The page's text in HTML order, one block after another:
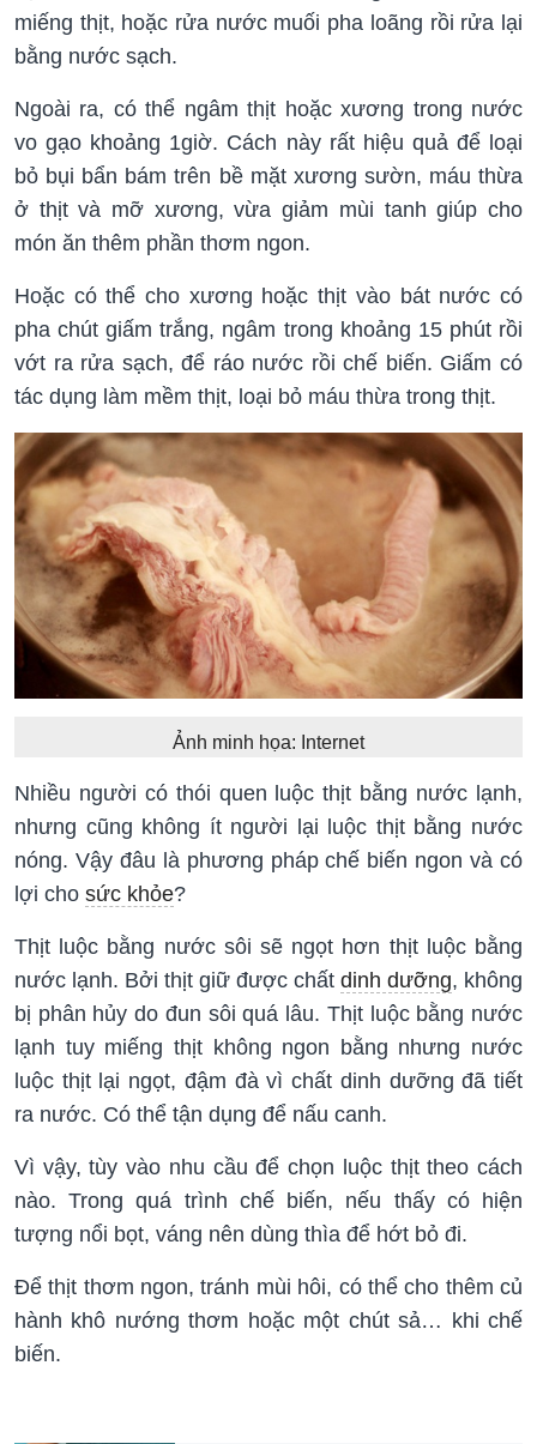
miếng thịt, hoặc rửa nước muối pha loãng rồi rửa lại
bằng nước sạch.
Ngoài ra, có thể ngâm thịt hoặc xương trong nước
vo gạo khoảng 1giờ. Cách này rất hiệu quả để loại
bỏ bụi bẩn bám trên bề mặt xương sườn, máu thừa
ở thịt và mỡ xương, vừa giảm mùi tanh giúp cho
món ăn thêm phần thơm ngon.
Hoặc có thể cho xương hoặc thịt vào bát nước có
pha chút giấm trắng, ngâm trong khoảng 15 phút rồi
vớt ra rửa sạch, để ráo nước rồi chế biến. Giấm có
tác dụng làm mềm thịt, loại bỏ máu thừa trong thịt.
Ảnh minh họa: Internet
Nhiều người có thói quen luộc thịt bằng nước lạnh,
nhưng cũng không ít người lại luộc thịt bằng nước
nóng. Vậy đâu là phương pháp chế biến ngon và có
lợi cho sức khỏe?
Thịt luộc bằng nước sôi sẽ ngọt hơn thịt luộc bằng
nước lạnh. Bởi thịt giữ được chất dinh dưỡng, không
bị phân hủy do đun sôi quá lâu. Thịt luộc bằng nước
lạnh tuy miếng thịt không ngon bằng nhưng nước
luộc thịt lại ngọt, đậm đà vì chất dinh dưỡng đã tiết
ra nước. Có thể tận dụng để nấu canh.
Vì vậy, tùy vào nhu cầu để chọn luộc thịt theo cách
nào. Trong quá trình chế biến, nếu thấy có hiện
tượng nổi bọt, váng nên dùng thìa để hớt bỏ đi.
Để thịt thơm ngon, tránh mùi hôi, có thể cho thêm củ
hành khô nướng thơm hoặc một chút sả… khi chế
biến.